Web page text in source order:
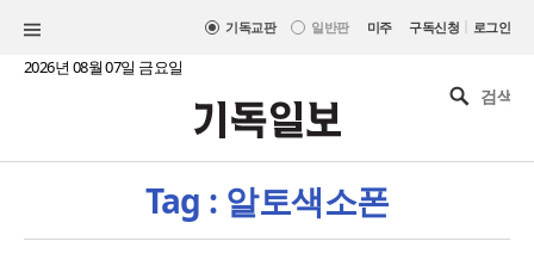
기독교판 일반판 미주 구독신청 | 로그인
2026년 08월 07일 금요일
Tag : 알토색소폰